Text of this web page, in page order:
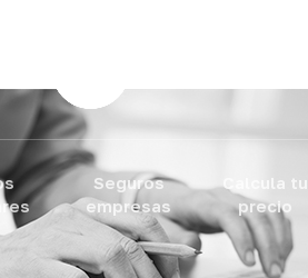
Seguros
empresas
Calcula tu
precio